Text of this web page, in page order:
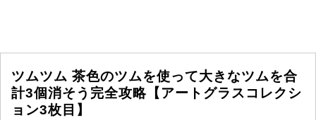
ツムツム 茶色のツムを使って大きなツムを合
計3個消そう完全攻略【アートグラスコレクシ
ョン3枚目】